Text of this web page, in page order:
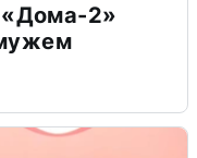
«Дома-2»